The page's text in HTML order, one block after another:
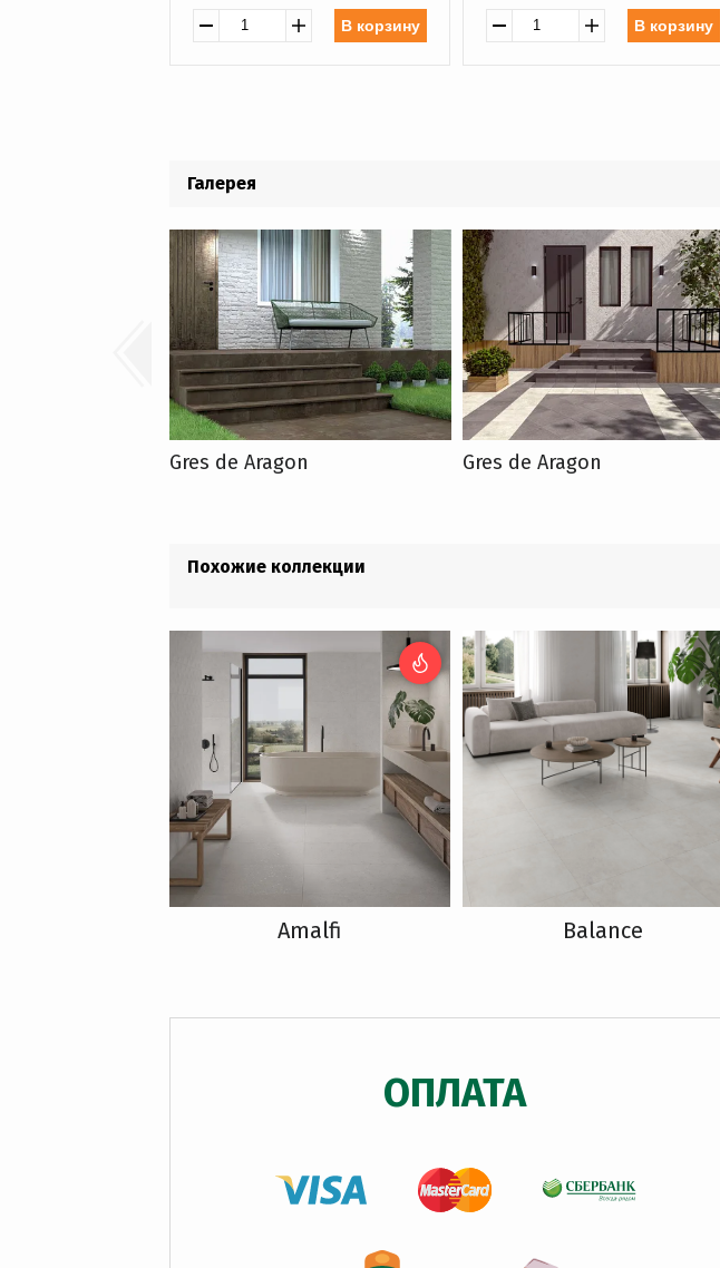
В корзину В корзину
Галерея
Gres de Aragon Gres de Aragon
Похожие коллекции
Amalfi Balance
ОПЛАТА